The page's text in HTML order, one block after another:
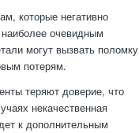
которые негативно
очевидным
могут вызвать поломку
потерям.
теряют доверие, что
некачественная
к дополнительным